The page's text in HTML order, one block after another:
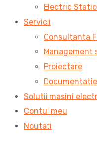
Electric
Servicii
Consultanta
Management
Proiectare
Solutii masini
Contul meu
Noutati